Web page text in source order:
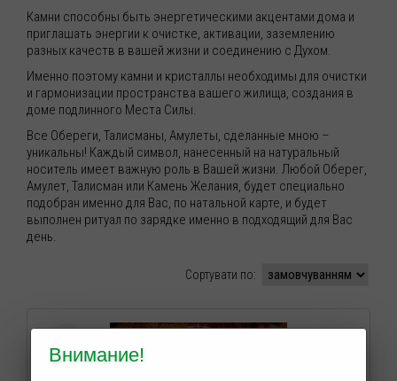
Камни способны быть энергетическими акцентами дома и
приглашать энергии к очистке, активации, заземлению
разных качеств в вашей жизни и соединению с Духом.
Именно поэтому камни и кристаллы необходимы для очистки
и гармонизации пространства вашего жилища, создания в
доме подлинного Места Силы.
Все Обереги, Талисманы, Амулеты, сделанные мною –
уникальны! Каждый символ, нанесенный на натуральный
носитель имеет важную роль в Вашей жизни. Любой Оберег,
Амулет, Талисман или Камень Желания, будет специально
подобран именно для Вас, по натальной карте, и будет
выполнен ритуал по зарядке именно в подходящий для Вас
день.
Сортувати по:
Внимание!